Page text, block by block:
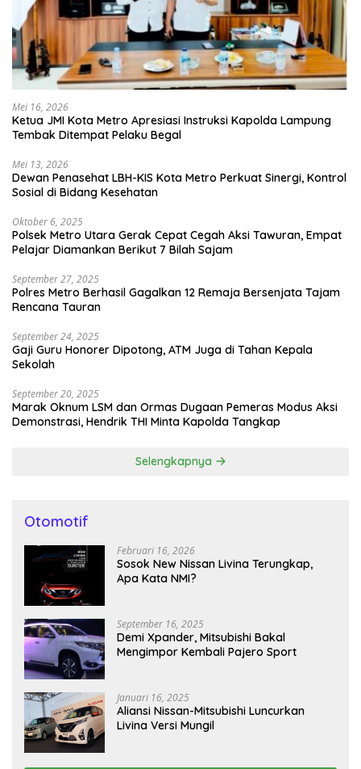
Mei 16, 2026
Ketua JMI Kota Metro Apresiasi Instruksi Kapolda Lampung
Tembak Ditempat Pelaku Begal
Mei 13, 2026
Dewan Penasehat LBH-KIS Kota Metro Perkuat Sinergi, Kontrol
Sosial di Bidang Kesehatan
Oktober 6, 2025
Polsek Metro Utara Gerak Cepat Cegah Aksi Tawuran, Empat
Pelajar Diamankan Berikut 7 Bilah Sajam
September 27, 2025
Polres Metro Berhasil Gagalkan 12 Remaja Bersenjata Tajam
Rencana Tauran
September 24, 2025
Gaji Guru Honorer Dipotong, ATM Juga di Tahan Kepala
Sekolah
September 20, 2025
Marak Oknum LSM dan Ormas Dugaan Pemeras Modus Aksi
Demonstrasi, Hendrik THI Minta Kapolda Tangkap
Selengkapnya
Otomotif
Februari 16, 2026
Sosok New Nissan Livina Terungkap,
Apa Kata NMI?
September 16, 2025
Demi Xpander, Mitsubishi Bakal
Mengimpor Kembali Pajero Sport
Januari 16, 2025
Aliansi Nissan-Mitsubishi Luncurkan
Livina Versi Mungil